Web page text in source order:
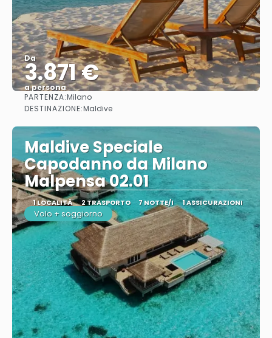
Da
3.871 €
a persona
PARTENZA:Milano
DESTINAZIONE:Maldive
Maldive Speciale
Capodanno da Milano
Malpensa 02.01
1 LOCALITÀ 2 TRASPORTO 7 NOTTE/I 1 ASSICURAZIONI
Volo + soggiorno